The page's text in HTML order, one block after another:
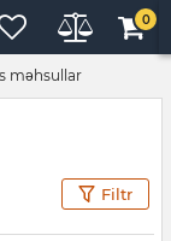
0
məhsullar
Filtr